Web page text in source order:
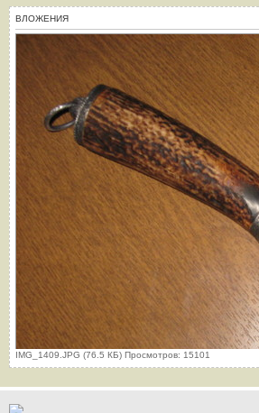
ВЛОЖЕНИЯ
IMG_1409.JPG (76.5 КБ) Просмотров: 15101